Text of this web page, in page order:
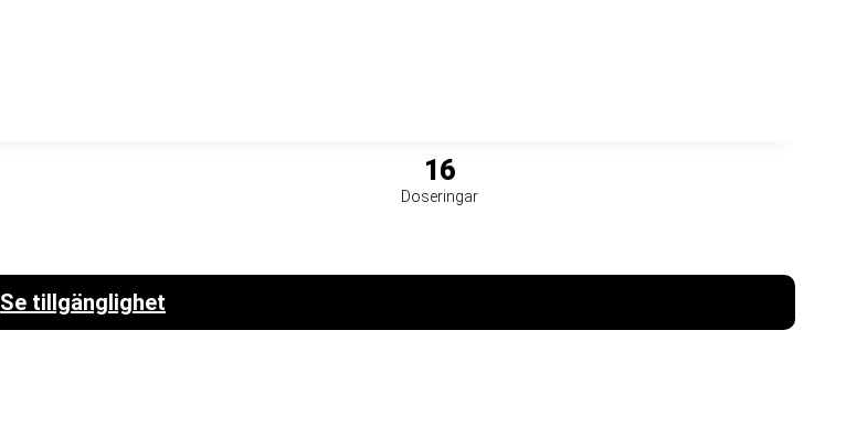
16
Doseringar
Se tillgänglighet